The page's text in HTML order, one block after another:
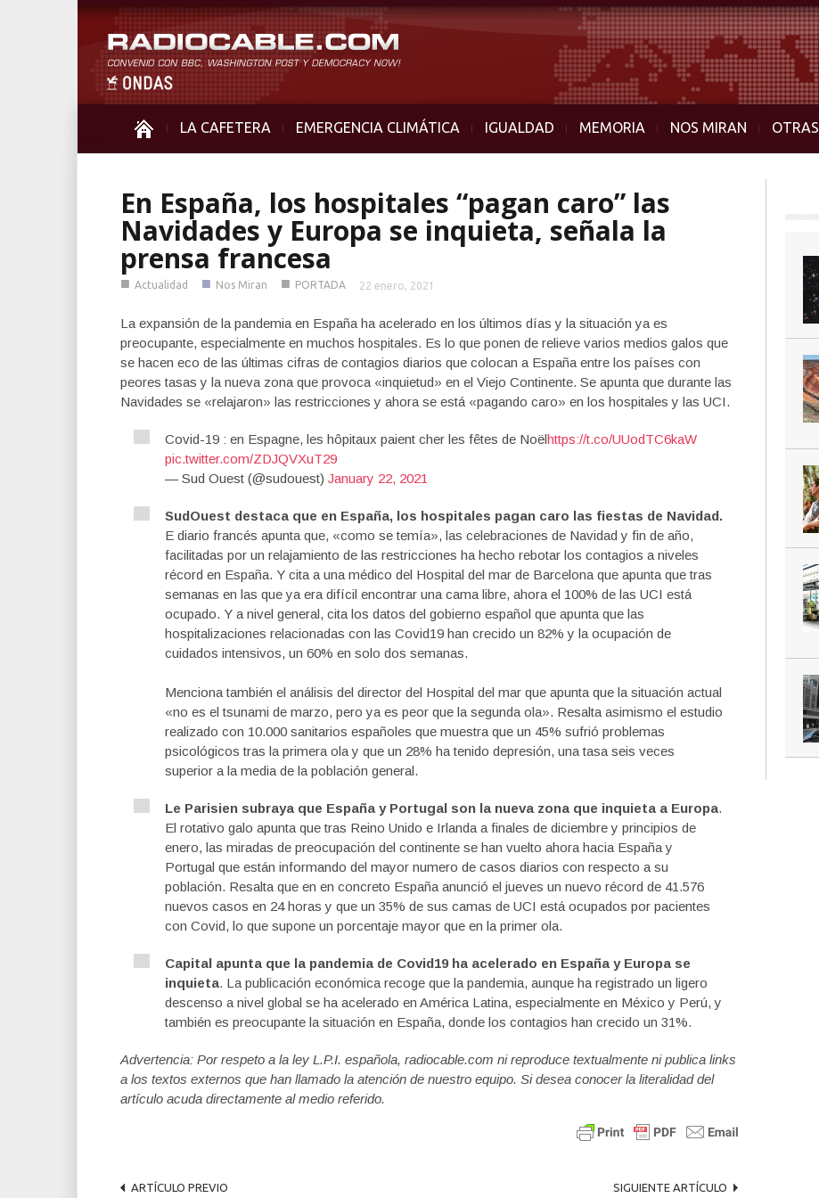
LA CAFETERA EMERGENCIA CLIMÁTICA IGUALDAD MEMORIA NOS MIRAN OTRAS
En España, los hospitales “pagan caro” las
Navidades y Europa se inquieta, señala la
prensa francesa
■ Actualidad ■ Nos Miran ■ PORTADA 22 enero, 2021
La expansión de la pandemia en España ha acelerado en los últimos días y la situación ya es
preocupante, especialmente en muchos hospitales. Es lo que ponen de relieve varios medios galos que
se hacen eco de las últimas cifras de contagios diarios que colocan a España entre los países con
peores tasas y la nueva zona que provoca «inquietud» en el Viejo Continente. Se apunta que durante las
Navidades se «relajaron» las restricciones y ahora se está «pagando caro» en los hospitales y las UCI.
Covid-19 : en Espagne, les hôpitaux paient cher les fêtes de Noëlhttps://t.co/UUodTC6kaW
pic.twitter.com/ZDJQVXuT29
— Sud Ouest (@sudouest) January 22, 2021
SudOuest destaca que en España, los hospitales pagan caro las fiestas de Navidad.
E diario francés apunta que, «como se temía», las celebraciones de Navidad y fin de año,
facilitadas por un relajamiento de las restricciones ha hecho rebotar los contagios a niveles
récord en España. Y cita a una médico del Hospital del mar de Barcelona que apunta que tras
semanas en las que ya era difícil encontrar una cama libre, ahora el 100% de las UCI está
ocupado. Y a nivel general, cita los datos del gobierno español que apunta que las
hospitalizaciones relacionadas con las Covid19 han crecido un 82% y la ocupación de
cuidados intensivos, un 60% en solo dos semanas.
Menciona también el análisis del director del Hospital del mar que apunta que la situación actual
«no es el tsunami de marzo, pero ya es peor que la segunda ola». Resalta asimismo el estudio
realizado con 10.000 sanitarios españoles que muestra que un 45% sufrió problemas
psicológicos tras la primera ola y que un 28% ha tenido depresión, una tasa seis veces
superior a la media de la población general.
Le Parisien subraya que España y Portugal son la nueva zona que inquieta a Europa.
El rotativo galo apunta que tras Reino Unido e Irlanda a finales de diciembre y principios de
enero, las miradas de preocupación del continente se han vuelto ahora hacia España y
Portugal que están informando del mayor numero de casos diarios con respecto a su
población. Resalta que en en concreto España anunció el jueves un nuevo récord de 41.576
nuevos casos en 24 horas y que un 35% de sus camas de UCI está ocupados por pacientes
con Covid, lo que supone un porcentaje mayor que en la primer ola.
Capital apunta que la pandemia de Covid19 ha acelerado en España y Europa se
inquieta. La publicación económica recoge que la pandemia, aunque ha registrado un ligero
descenso a nivel global se ha acelerado en América Latina, especialmente en México y Perú, y
también es preocupante la situación en España, donde los contagios han crecido un 31%.
Advertencia: Por respeto a la ley L.P.I. española, radiocable.com ni reproduce textualmente ni publica links
a los textos externos que han llamado la atención de nuestro equipo. Si desea conocer la literalidad del
artículo acuda directamente al medio referido.
ARTÍCULO PREVIO SIGUIENTE ARTÍCULO